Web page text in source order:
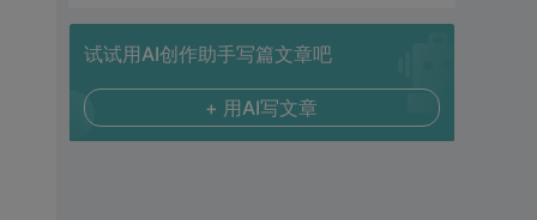
试试用AI创作助手写篇文章吧
+ 用AI写文章